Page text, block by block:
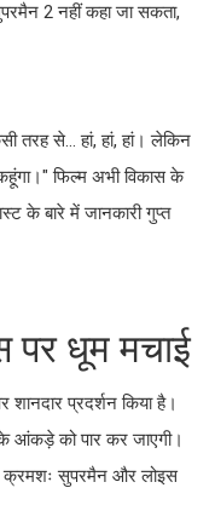
2 नहीं कहा जा सकता,
तरह से... हां, हां, हां। लेकिन
फिल्म अभी विकास के
के बारे में जानकारी गुप्त
धूम मचाई
शानदार प्रदर्शन किया है।
आंकड़े को पार कर जाएगी।
क्रमशः सुपरमैन और लोइस